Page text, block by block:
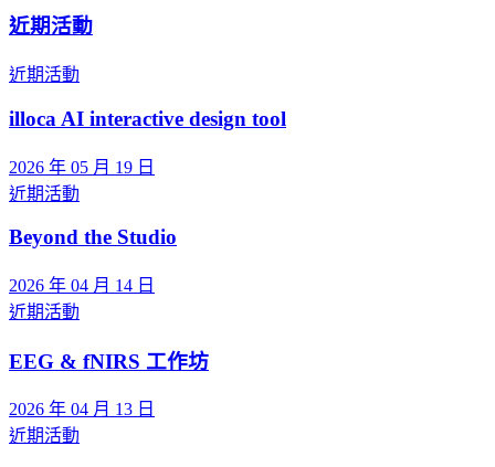
近期活動
近期活動
illoca AI interactive design tool
2026 年 05 月 19 日
近期活動
Beyond the Studio
2026 年 04 月 14 日
近期活動
EEG & fNIRS 工作坊
2026 年 04 月 13 日
近期活動